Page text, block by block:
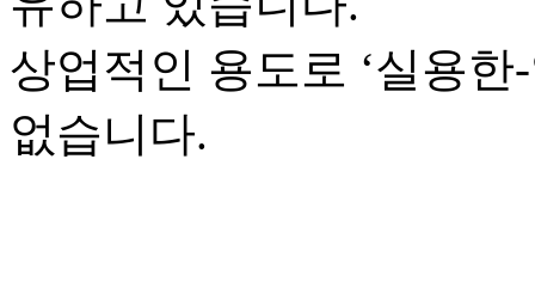
상업적인 용도로 ‘실용
없습니다.